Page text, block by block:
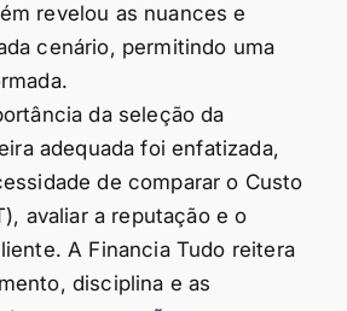
revelou as nuances e
cenário, permitindo uma
da seleção da
adequada foi enfatizada,
de comparar o Custo
avaliar a reputação e o
A Financia Tudo reitera
disciplina e as